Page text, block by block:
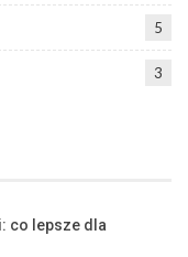
5
3
co lepsze dla